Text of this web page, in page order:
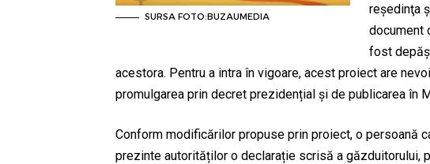
SURSA FOTO:BUZAUMEDIA
reşedinţa
document
fost
acestora. Pentru a intra în vigoare, acest proiect are
promulgarea prin decret prezidențial și de publicarea în
Conform modificărilor propuse prin proiect, o persoană
prezinte autorităților o declarație scrisă a găzduitorului,